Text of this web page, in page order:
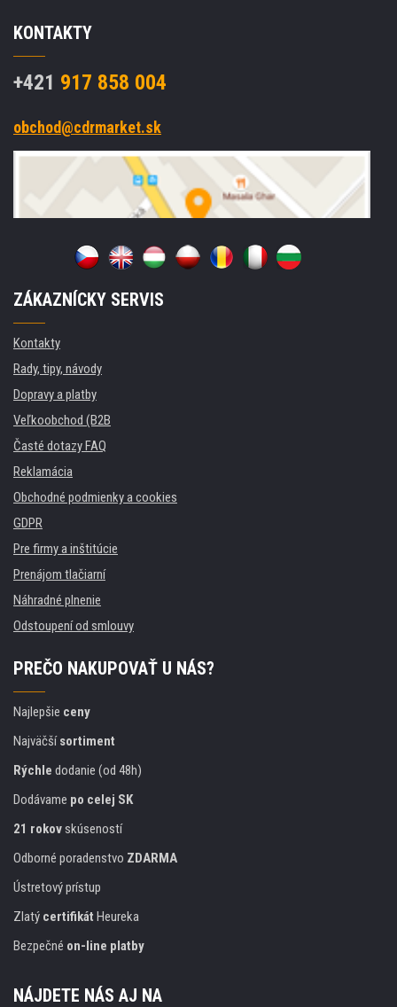
KONTAKTY
+421 917 858 004
obchod@cdrmarket.sk
ZÁKAZNÍCKY SERVIS
Kontakty
Rady, tipy, návody
Dopravy a platby
Veľkoobchod (B2B
Časté dotazy FAQ
Reklamácia
Obchodné podmienky a cookies
GDPR
Pre firmy a inštitúcie
Prenájom tlačiarní
Náhradné plnenie
Odstoupení od smlouvy
PREČO NAKUPOVAŤ U NÁS?
Najlepšie ceny
Najväčšísortiment
Rýchle dodanie (od 48h)
Dodávame po celej SK
21 rokovskúseností
Odborné poradenstvo ZDARMA
Ústretový prístup
Zlatý certifikát Heureka
Bezpečné on-line platby
NÁJDETE NÁS AJ NA